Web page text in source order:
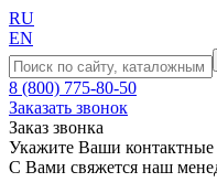
RU
EN
8 (800) 775-80-50
Заказать звонок
Заказ звонка
Укажите Ваши контактные
С Вами свяжется наш